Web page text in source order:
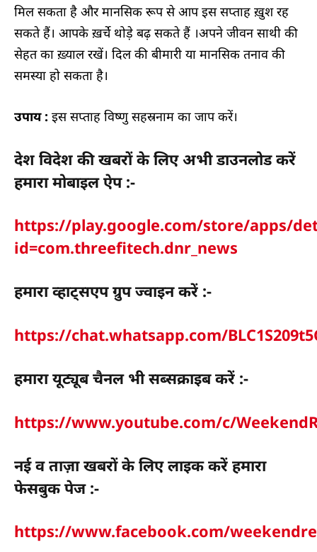
मिल सकता है और मानसिक रूप से आप इस सप्ताह ख़ुश रह
सकते हैं। आपके ख़र्चे थोड़े बढ़ सकते हैं ।अपने जीवन साथी की
सेहत का ख़्याल रखें। दिल की बीमारी या मानसिक तनाव की
समस्या हो सकता है।
उपाय : इस सप्ताह विष्णु सहस्रनाम का जाप करें।
देश विदेश की खबरों के लिए अभी डाउनलोड करें
हमारा मोबाइल ऐप :-
https://play.google.com/store/apps/
id=com.threefitech.dnr_news
हमारा व्हाट्सएप ग्रुप ज्वाइन करें :-
https://chat.whatsapp.com/
हमारा यूट्यूब चैनल भी सब्सक्राइब करें :-
https://www.youtube.com/c/
नई व ताज़ा खबरों के लिए लाइक करें हमारा
फेसबुक पेज :-
https://www.facebook.com/